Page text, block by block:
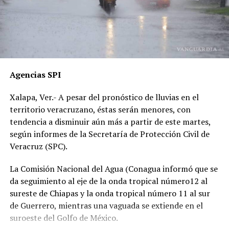
cámaras del C4, así como de comercios y viviendas
cercanas, han sido ignoradas o negadas. Testigos
presenciales del accidente ahora callan, presuntamente
“Hoy fue mi Abraham,
mañana puede ser alguien
de tu familia. El homicida
sigue libre y operando en
las carreteras”, expresó un
familiar, exigiendo justicia.
El caso ha encendido el debate sobre la corrupción en la
Fiscalía y la impunidad que beneficia a conductores
responsables de muertes viales.
Agencias SPI
Xalapa, Ver.- A pesar del pronóstico de lluvias en el
territorio veracruzano, éstas serán menores, con
tendencia a disminuir aún más a partir de este martes,
según informes de la Secretaría de Protección Civil de
Veracruz (SPC).
La Comisión Nacional del Agua (Conagua informó que se
da seguimiento al eje de la onda tropical número12 al
sureste de Chiapas y la onda tropical número 11 al sur
de Guerrero, mientras una vaguada se extiende en el
suroeste del Golfo de México.